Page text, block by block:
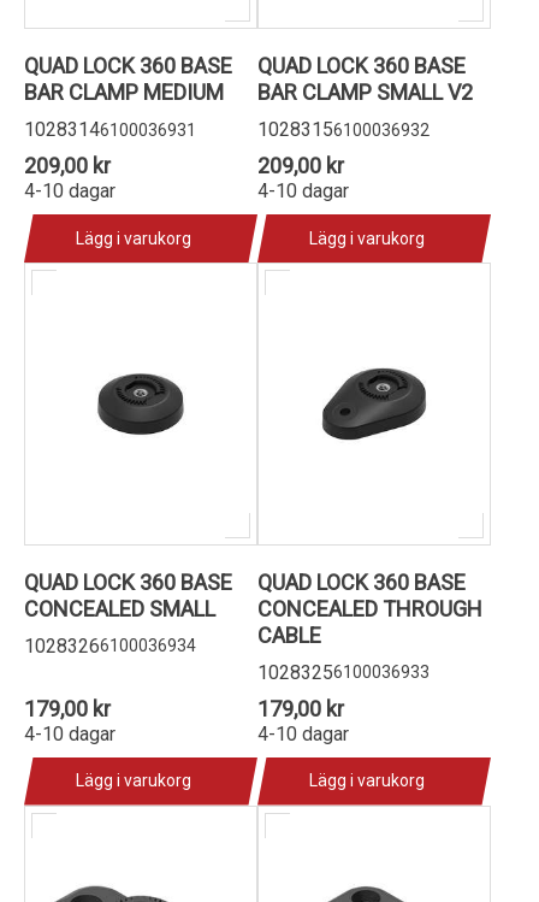
QUAD LOCK 360 BASE
BAR CLAMP MEDIUM
10283146100036931
209,00 kr
4-10 dagar
Lägg i varukorg
QUAD LOCK 360 BASE
BAR CLAMP SMALL V2
10283156100036932
209,00 kr
4-10 dagar
Lägg i varukorg
QUAD LOCK 360 BASE
CONCEALED SMALL
10283266100036934
179,00 kr
4-10 dagar
Lägg i varukorg
QUAD LOCK 360 BASE
CONCEALED THROUGH
CABLE
10283256100036933
179,00 kr
4-10 dagar
Lägg i varukorg